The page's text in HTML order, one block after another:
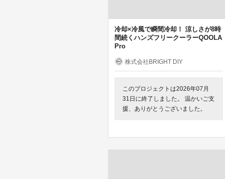
冷却×冷風で瞬間冷却！ 涼しさが8時
間続くハンズフリークーラーQOOLA
Pro
株式会社BRIGHT DIY
このプロジェクトは2026年07月
31日に終了しました。 温かいご支
援、ありがとうございました。